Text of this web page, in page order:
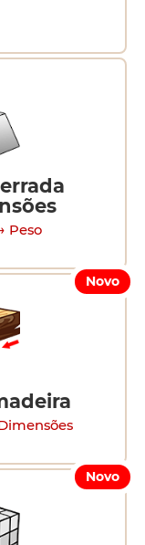
Peso
Novo
Novo